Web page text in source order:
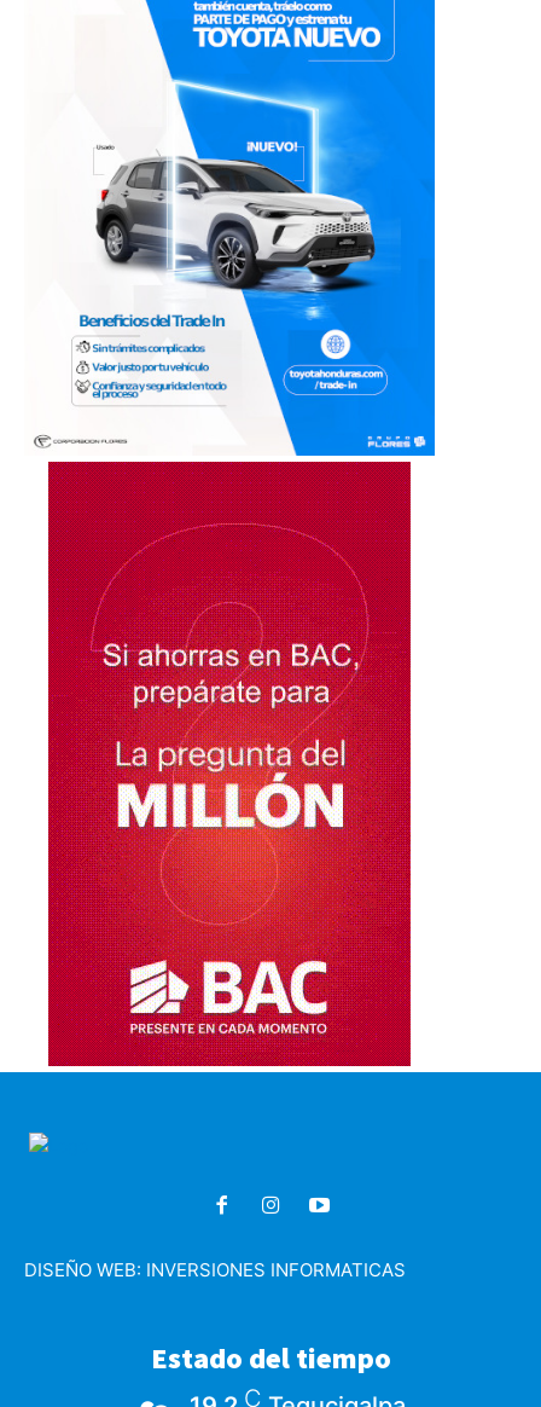
DISEÑO WEB: INVERSIONES INFORMATICAS
Estado del tiempo
C